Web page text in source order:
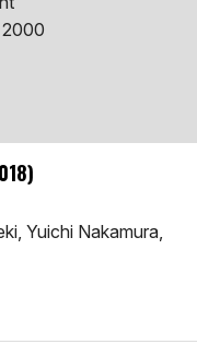
Yuichi Nakamura,